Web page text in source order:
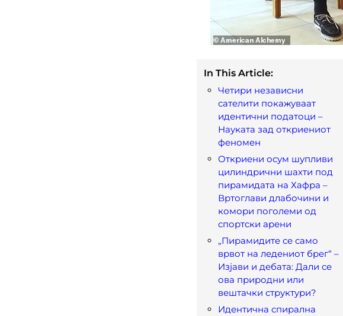
In This Article:
Четири независни
сателити покажуваат
идентични податоци –
Науката зад откриениот
феномен
Откриени осум шупливи
цилиндрични шахти под
пирамидата на Хафра –
Вртоглави длабочини и
комори поголеми од
спортски арени
„Пирамидите се само
врвот на ледениот брег“ –
Изјави и дебата: Дали се
ова природни или
вештачки структури?
Идентична спирална